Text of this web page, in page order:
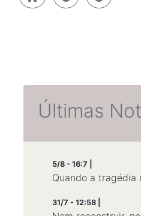
Últimas
5/8 - 16:7 |
Quando a tragédia
31/7 - 12:58 |